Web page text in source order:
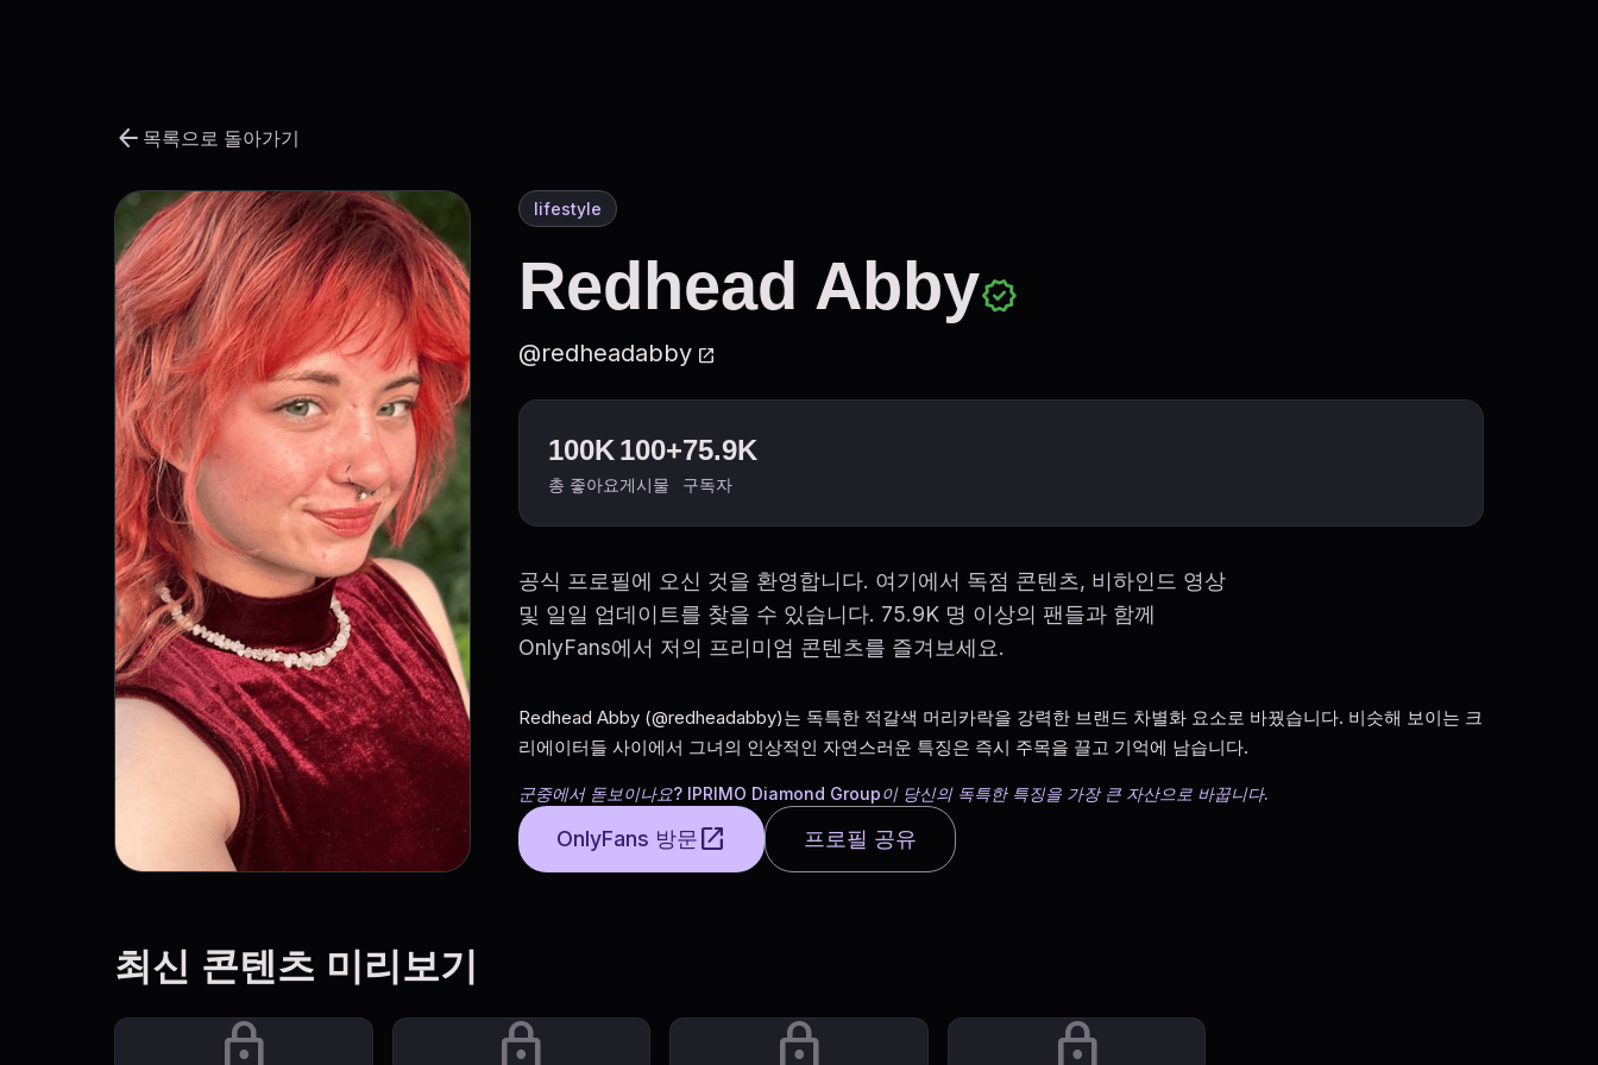
arrow_back 목록으로 돌아가기
lifestyle
Redhead Abbyverified
@redheadabby open_in_new
100K
총 좋아요
100+
게시물
75.9K
구독자
공식 프로필에 오신 것을 환영합니다. 여기에서 독점 콘텐츠, 비하인드 영상
및 일일 업데이트를 찾을 수 있습니다. 75.9K 명 이상의 팬들과 함께
OnlyFans에서 저의 프리미엄 콘텐츠를 즐겨보세요.
Redhead Abby (@redheadabby)는 독특한 적갈색 머리카락을 강력한 브랜드 차별화 요소로 바꿨습니다. 비슷해 보이는 크
리에이터들 사이에서 그녀의 인상적인 자연스러운 특징은 즉시 주목을 끌고 기억에 남습니다.
군중에서 돋보이나요? IPRIMO Diamond Group이 당신의 독특한 특징을 가장 큰 자산으로 바꿉니다.
OnlyFans 방문open_in_new 프로필 공유
최신 콘텐츠 미리보기
lock lock lock lock